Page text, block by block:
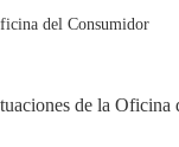
del Consumidor